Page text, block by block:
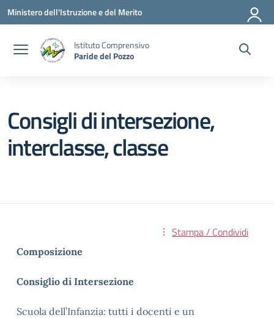
Vai ai contenuti
Vai al menu di navigazione
Vai al footer
Ministero dell'Istruzione e del Merito
Istituto Comprensivo
Paride del Pozzo
Consigli di intersezione,
interclasse, classe
Stampa / Condividi
Composizione
Consiglio di Intersezione
Scuola dell’Infanzia: tutti i docenti e un